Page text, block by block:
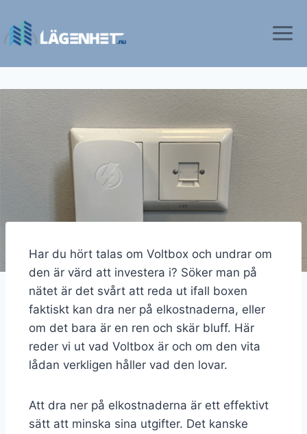
Har du hört talas om Voltbox och undrar om
den är värd att investera i? Söker man på
nätet är det svårt att reda ut ifall boxen
faktiskt kan dra ner på elkostnaderna, eller
om det bara är en ren och skär bluff. Här
reder vi ut vad Voltbox är och om den vita
lådan verkligen håller vad den lovar.
Att dra ner på elkostnaderna är ett effektivt
sätt att minska sina utgifter. Det kanske